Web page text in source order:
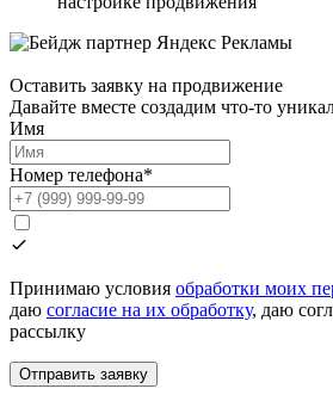
Оставить заявку на продвижение
Давайте вместе создадим что-то
Имя
Номер телефона*
Принимаю условия обработки моих
даю согласие на их обработку, даю
рассылку
Отправить заявку